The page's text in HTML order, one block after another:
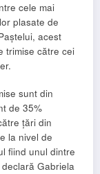
cele mai
plasate de
acest
trimise către cei
sunt din
de 35%
țări din
la nivel de
fiind unul dintre
Gabriela